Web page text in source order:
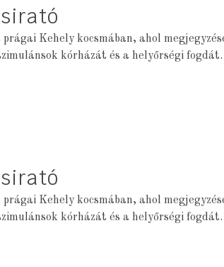
Kehely kocsmában, ahol
kórházát és a helyőrségi
Kehely kocsmában, ahol
kórházát és a helyőrségi